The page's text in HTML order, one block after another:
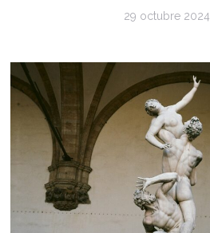
29 octubre 2024